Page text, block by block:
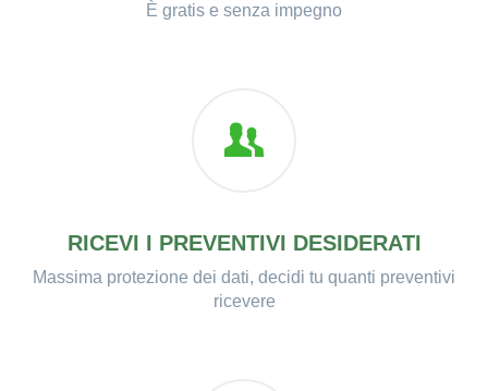
È gratis e senza impegno
RICEVI I PREVENTIVI DESIDERATI
Massima protezione dei dati, decidi tu quanti preventivi
ricevere